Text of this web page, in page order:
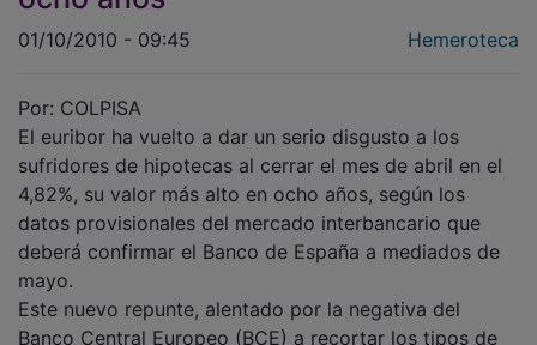
El euribor ha vuelto a dar un serio disgusto a los
sufridores de hipotecas al cerrar el mes de abril en el
4,82%, su valor más alto en ocho años, según los
datos provisionales del mercado interbancario que
deberá confirmar el Banco de España a mediados de
mayo.
Este nuevo repunte, alentado por la negativa del
Banco Central Europeo (BCE) a recortar los tipos de